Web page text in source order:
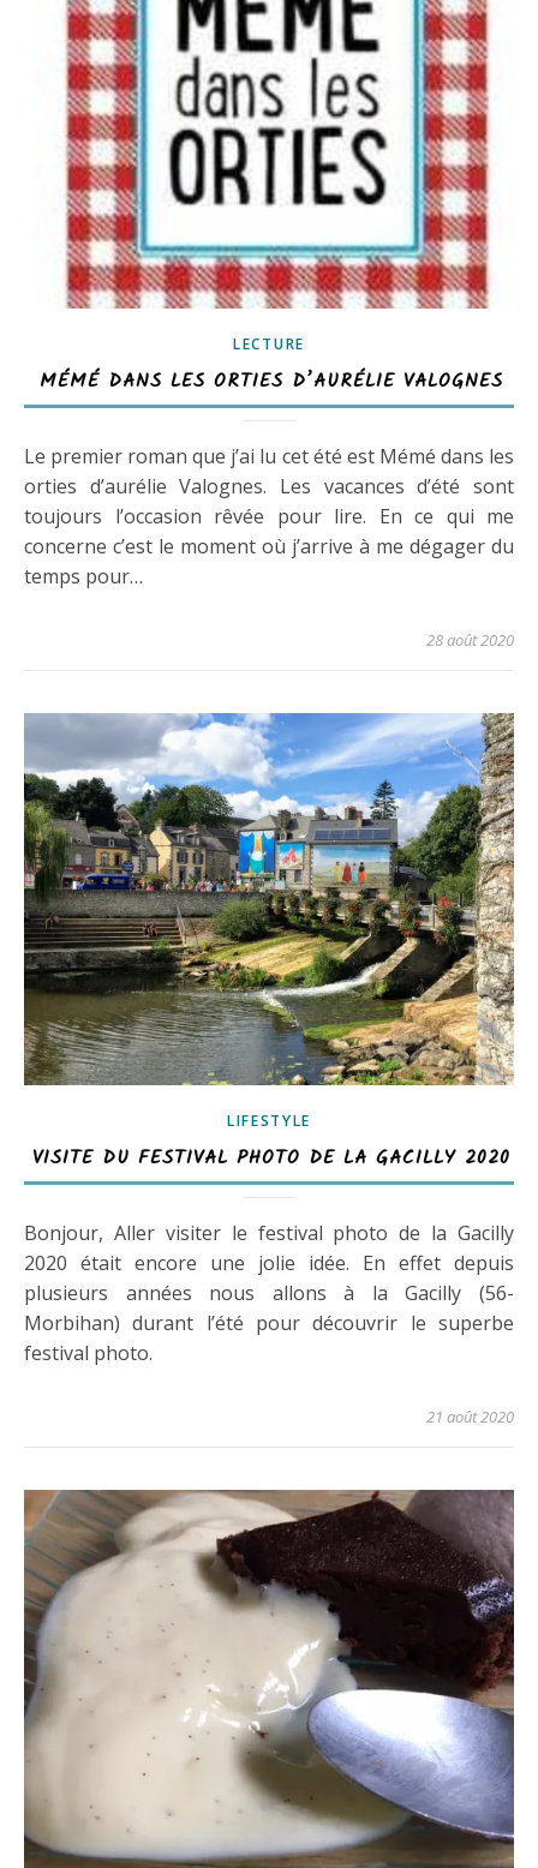
LECTURE
MÉMÉ DANS LES ORTIES D’AURÉLIE VALOGNES
Le premier roman que j’ai lu cet été est Mémé dans les
orties d’aurélie Valognes. Les vacances d’été sont
toujours l’occasion rêvée pour lire. En ce qui me
concerne c’est le moment où j’arrive à me dégager du
temps pour…
28 août 2020
LIFESTYLE
VISITE DU FESTIVAL PHOTO DE LA GACILLY 2020
Bonjour, Aller visiter le festival photo de la Gacilly
2020 était encore une jolie idée. En effet depuis
plusieurs années nous allons à la Gacilly (56-
Morbihan) durant l’été pour découvrir le superbe
festival photo.
21 août 2020